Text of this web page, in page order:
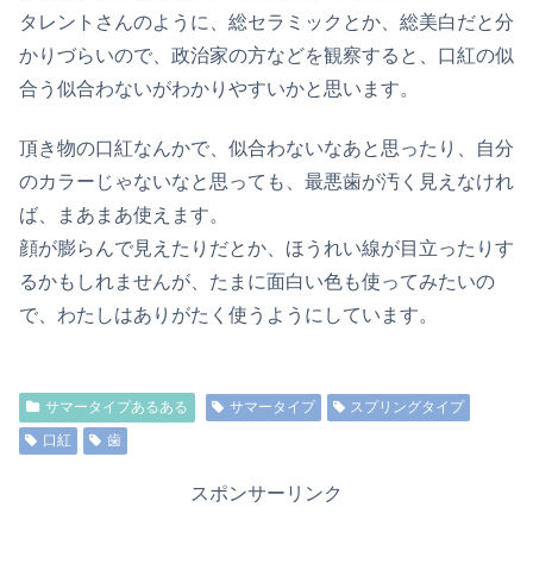
タレントさんのように、総セラミックとか、総美白だと分
かりづらいので、政治家の方などを観察すると、口紅の似
合う似合わないがわかりやすいかと思います。
頂き物の口紅なんかで、似合わないなあと思ったり、自分
のカラーじゃないなと思っても、最悪歯が汚く見えなけれ
ば、まあまあ使えます。
顔が膨らんで見えたりだとか、ほうれい線が目立ったりす
るかもしれませんが、たまに面白い色も使ってみたいの
で、わたしはありがたく使うようにしています。
サマータイプあるある サマータイプ
スプリングタイプ
口紅
歯
スポンサーリンク